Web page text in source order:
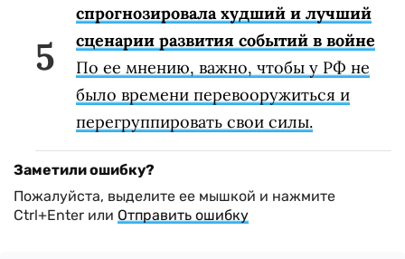
спрогнозировала худший и лучший
сценарии развития событий в войне
По ее мнению, важно, чтобы у РФ не
было времени перевооружиться и
перегруппировать свои силы.
Заметили ошибку?
Пожалуйста, выделите ее мышкой и нажмите
Ctrl+Enter или Отправить ошибку